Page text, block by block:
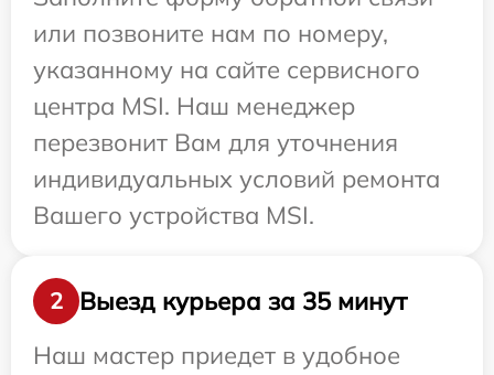
или позвоните нам по номеру,
указанному на сайте сервисного
центра MSI. Наш менеджер
перезвонит Вам для уточнения
индивидуальных условий ремонта
Вашего устройства MSI.
2
Выезд курьера за 35 минут
Наш мастер приедет в удобное